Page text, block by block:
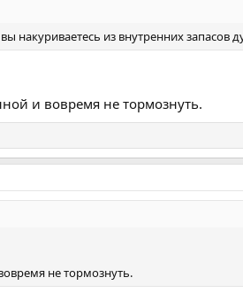
накуриваетесь из внутренних запасов
и вовремя не тормознуть.
не тормознуть.